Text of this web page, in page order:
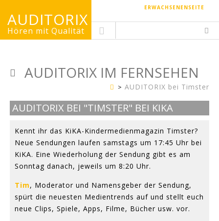
ERWACHSENENSEITE
AUDITORIX
Hören mit Qualität
AUDITORIX IM FERNSEHEN
KinderseiteAUDITORIX bei Timster
AUDITORIX BEI "TIMSTER" BEI KIKA
Kennt ihr das KiKA-Kindermedienmagazin Timster?
Neue Sendungen laufen samstags um 17:45 Uhr bei
KiKA. Eine Wiederholung der Sendung gibt es am
Sonntag danach, jeweils um 8:20 Uhr.
Tim, Moderator und Namensgeber der Sendung,
spürt die neuesten Medientrends auf und stellt euch
neue Clips, Spiele, Apps, Filme, Bücher usw. vor.